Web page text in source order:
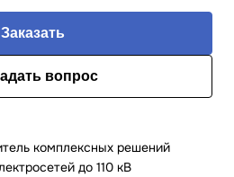
Заказать
вопрос
комплексных решений
до 110 кВ